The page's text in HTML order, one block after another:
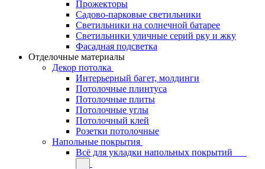
Прожекторы
Садово-парковые светильники
Светильники на солнечной батарее
Светильники уличные серий рку и жку
Фасадная подсветка
Отделочные материалы
Декор потолка
Интерьерный багет, молдинги
Потолочные плинтуса
Потолочные плиты
Потолочные углы
Потолочный клей
Розетки потолочные
Напольные покрытия
Всё для укладки напольных покрытий